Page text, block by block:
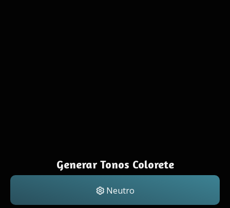
Generar Tonos Colorete
Neutro